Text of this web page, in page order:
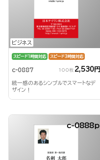
ビジネス
スピード1時間対応 スピード3時間対応
c-0887 100枚 2,530円
統一感のあるシンプルでスマートなデ
ザイン！
c-0888p